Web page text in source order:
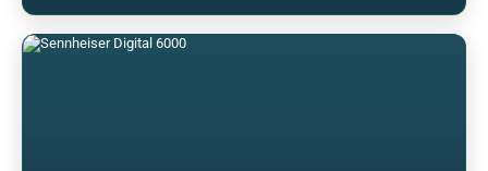
жестким.Цифры: Чувствительность: 88дБМощность: 200Вт
AESСопротивление: 4ОмЧастотный диапазон: 30Гц - 25кГцНЧ
динамик: 8 дюймов, диффузор из стекловолокнаВЧ динамик: 1